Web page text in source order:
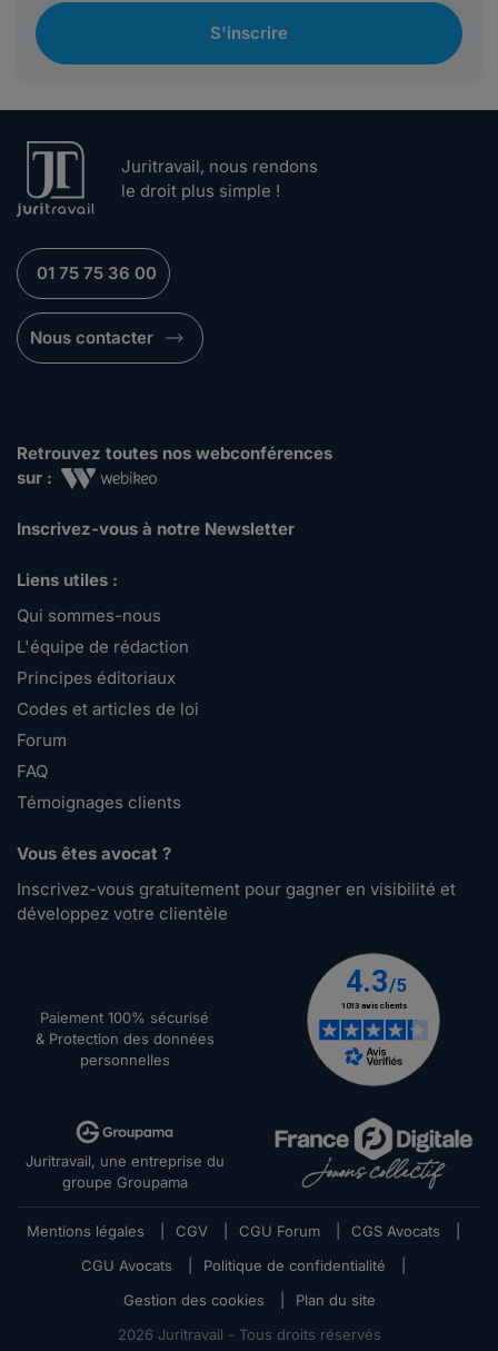
S'inscrire
Juritravail, nous rendons
le droit plus simple !
01 75 75 36 00
Nous contacter
Retrouvez toutes nos webconférences
sur :
Inscrivez-vous à notre Newsletter
Liens utiles :
Qui sommes-nous
L'équipe de rédaction
Principes éditoriaux
Codes et articles de loi
Forum
FAQ
Témoignages clients
Vous êtes avocat ?
Inscrivez-vous gratuitement pour gagner en visibilité et
développez votre clientèle
Paiement 100% sécurisé
& Protection des données
personnelles
Juritravail, une entreprise du
groupe Groupama
Mentions légales CGV CGU Forum CGS Avocats
CGU Avocats
Politique de confidentialité
Gestion des cookies
Plan du site
2026 Juritravail - Tous droits réservés